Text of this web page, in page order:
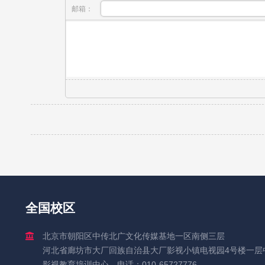
邮箱：
全国校区
北京市朝阳区中传北广文化传媒基地一区南侧三层
河北省廊坊市大厂回族自治县大厂影视小镇电视园4号楼一层